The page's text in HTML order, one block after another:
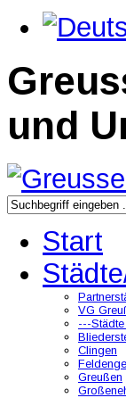
und
Start
VG
---
Clingen
Greußen